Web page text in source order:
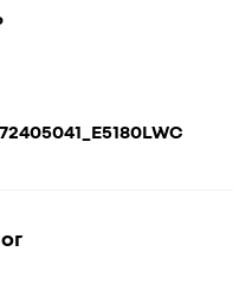
72405041_E5180LWC